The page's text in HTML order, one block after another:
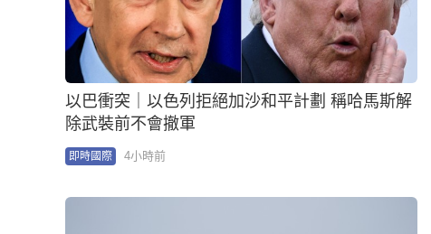
以巴衝突｜以色列拒絕加沙和平計劃 稱哈馬斯解
除武裝前不會撤軍
即時國際 4小時前